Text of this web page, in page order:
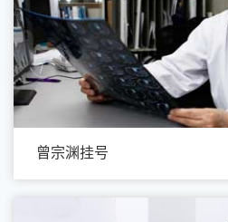
曾宗渊挂号